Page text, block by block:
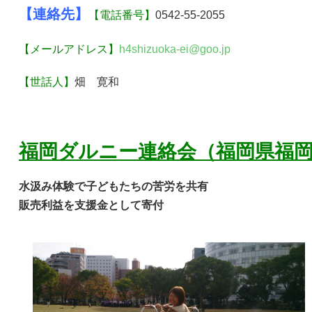
【連絡先】 【電話番号】 0542-55-2055
【メールアドレス】 h4shizuoka-ei@goo.jp
【世話人】 畑 寛和
福岡ダルニー連絡会（福岡県福
水汲み体験で子どもたちの苦労を共有
販売利益を支援金として寄付